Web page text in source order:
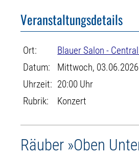
Veranstaltungsdetails
Ort:
Blauer Salon -
Datum:
Mittwoch, 03.06.2026
Uhrzeit: 20:00 Uhr
Rubrik:
Konzert
Räuber »Oben